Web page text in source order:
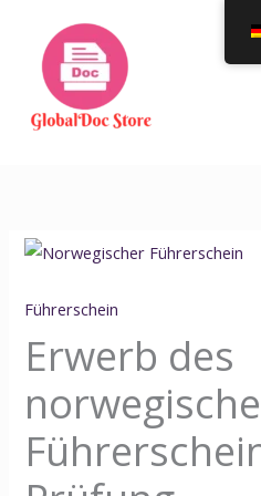
springen
Führerschein
Erwerb des